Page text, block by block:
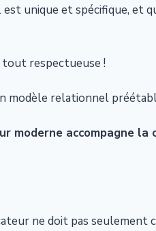
unique et spécifique, et
respectueuse !
modèle relationnel
moderne accompagne
ne doit pas